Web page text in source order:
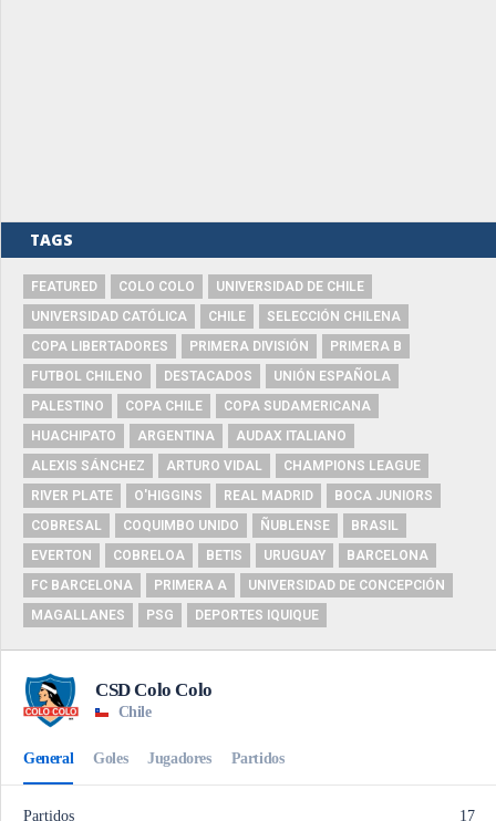
TAGS
FEATURED COLO COLO
UNIVERSIDAD DE CHILE
UNIVERSIDAD CATÓLICA
CHILE
SELECCIÓN CHILENA
COPA LIBERTADORES
PRIMERA DIVISIÓN
PRIMERA B
FUTBOL CHILENO
DESTACADOS
UNIÓN ESPAÑOLA
PALESTINO
COPA CHILE
COPA SUDAMERICANA
HUACHIPATO
ARGENTINA
AUDAX ITALIANO
ALEXIS SÁNCHEZ
ARTURO VIDAL
CHAMPIONS LEAGUE
RIVER PLATE
O'HIGGINS REAL MADRID
BOCA JUNIORS
COBRESAL
COQUIMBO UNIDO ÑUBLENSE
BRASIL
EVERTON
COBRELOA BETIS URUGUAY
BARCELONA
FC BARCELONA
PRIMERA A
UNIVERSIDAD DE CONCEPCIÓN
MAGALLANES
PSG DEPORTES IQUIQUE